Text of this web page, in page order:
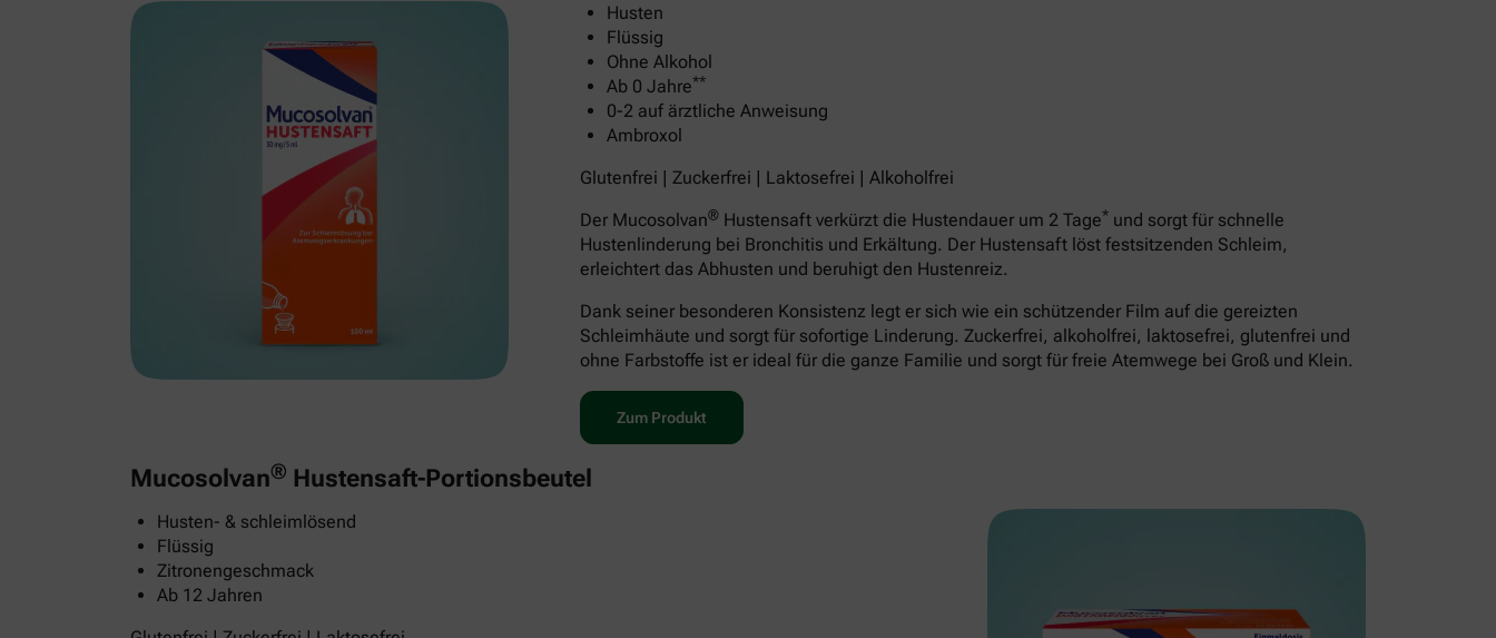
Husten
Flüssig
Ohne Alkohol
Ab 0 Jahre**
0-2 auf ärztliche Anweisung
Ambroxol
Glutenfrei | Zuckerfrei | Laktosefrei | Alkoholfrei
Der Mucosolvan® Hustensaft verkürzt die Hustendauer um 2 Tage* und sorgt für schnelle
Hustenlinderung bei Bronchitis und Erkältung. Der Hustensaft löst festsitzenden Schleim,
erleichtert das Abhusten und beruhigt den Hustenreiz.
Dank seiner besonderen Konsistenz legt er sich wie ein schützender Film auf die gereizten
Schleimhäute und sorgt für sofortige Linderung. Zuckerfrei, alkoholfrei, laktosefrei, glutenfrei und
ohne Farbstoffe ist er ideal für die ganze Familie und sorgt für freie Atemwege bei Groß und Klein.
Zum Produkt
Mucosolvan® Hustensaft-Portionsbeutel
Husten- & schleimlösend
Flüssig
Zitronengeschmack
Ab 12 Jahren